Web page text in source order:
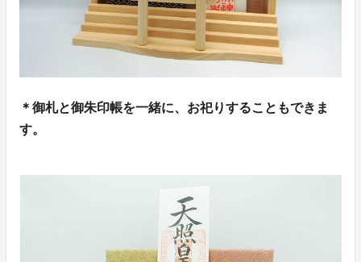
＊御札と御朱印帳を一緒に、お祀りすることもできま
す。